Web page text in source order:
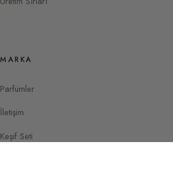
MARKA
Parfümler
İletişim
Keşif Seti